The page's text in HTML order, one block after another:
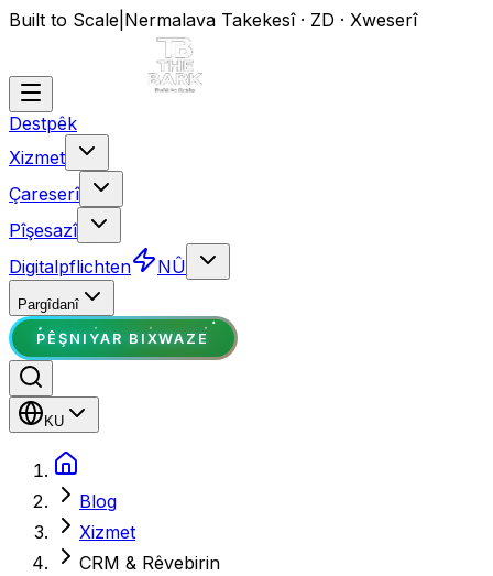
Built to Scale Nermalava Takekesî · ZD · Xweserî
Destpêk
Xizmet
Çareserî
Pîşesazî
Digitalpflichten
NÛ
Pargîdanî
PÊŞNIYAR BIXWAZE
KU
Blog
Xizmet
CRM & Rêvebirin